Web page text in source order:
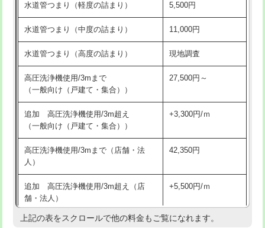
洗面台設置 38,500円
化粧台設置 22,000円
追加人工 16,500円
廃棄・処分 現場見積
※給水管工事は20mmまでの価格です。
交換・取付(排水栓・排水トラップ
22,000円+材料費
持込商品取付（混合水栓）
持込商品取付（浄水器・分岐水栓） 16,500円
業）
排水管工事（追加 排水管工事/3ｍ超
え）
水道管つまり（軽度の詰まり） 5,500円
水道管つまり（中度の詰まり） 11,000円
水道管つまり（高度の詰まり） 現地調査
高圧洗浄機使用/3mまで
（一般向け（戸建て・集合））
27,500円～
追加 高圧洗浄機使用/3m超え
（一般向け（戸建て・集合））
+3,300円/ｍ
高圧洗浄機使用/3mまで（店舗・法
人）
42,350円
追加 高圧洗浄機使用/3m超え（店
舗・法人）
+5,500円/ｍ
高度高圧洗浄換 現地調査
上記の表をスクロールで他の料金もご覧になれます。